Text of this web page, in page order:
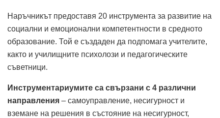
Наръчникът предоставя 20 инс­трумента за развитие на
социални и емоционални компетентности в средното
образование. Той е създаден да подпомага учителите,
както и училищните психолози и педагогическите
съветници.
Инструментариумите са свързани с 4 различни
направления – самоуправление, несигурност и
вземане на решения в състояние на несигурност,